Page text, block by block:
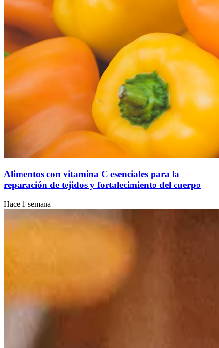
Alimentos con vitamina C esenciales para la
reparación de tejidos y fortalecimiento del cuerpo
Hace 1 semana